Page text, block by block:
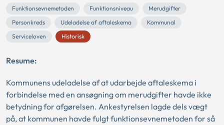
Funktionsevnemetoden Funktionsniveau
Merudgifter
Personkreds
Udeladelse af aftaleskema
Kommunal
Serviceloven
Historisk
Resume:
Kommunens udeladelse af at udarbejde aftaleskema i
forbindelse med en ansøgning om merudgifter havde ikke
betydning for afgørelsen. Ankestyrelsen lagde dels vægt
på, at kommunen havde fulgt funktionsevnemetoden for så